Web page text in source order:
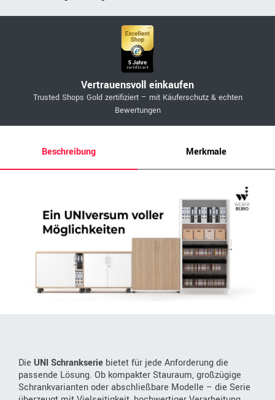
Vertrauensvoll einkaufen
Trusted Shops Gold zertifiziert – mit Käuferschutz & echten
Bewertungen
Beschreibung Merkmale
Die UNI Schrankserie bietet für jede Anforderung die
passende Lösung. Ob kompakter Stauraum, großzügige
Schrankvarianten oder abschließbare Modelle – die Serie